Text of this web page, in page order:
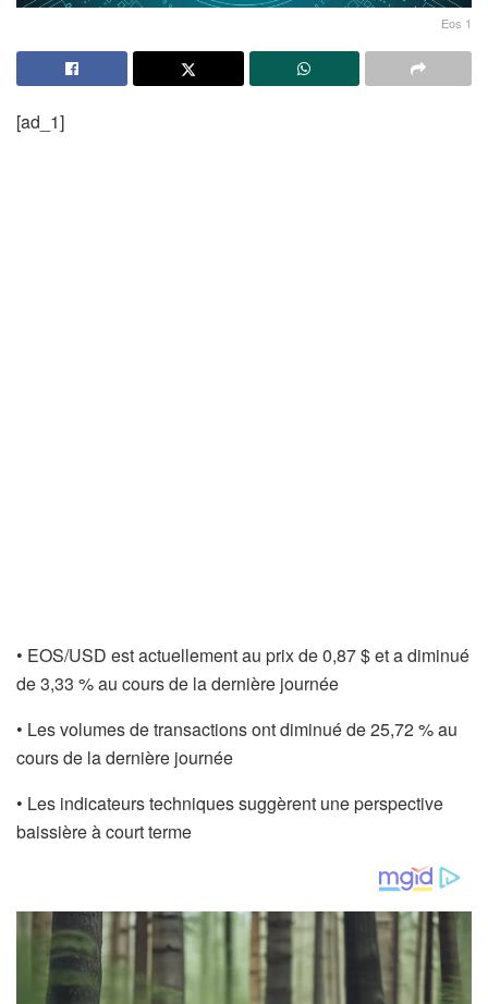
Eos 1
[ad_1]
• EOS/USD est actuellement au prix de 0,87 $ et a diminué
de 3,33 % au cours de la dernière journée
• Les volumes de transactions ont diminué de 25,72 % au
cours de la dernière journée
• Les indicateurs techniques suggèrent une perspective
baissière à court terme